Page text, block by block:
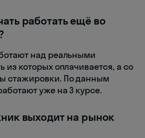
работать ещё во
над реальными
из которых оплачивается, а со
стажировки. По данным
уже на 3 курсе.
выходит на рынок